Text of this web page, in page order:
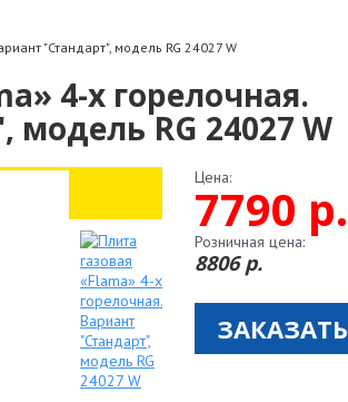
"Стандарт", модель RG 24027 W
4-х горелочная.
RG 24027 W
Цена:
7790 р.
Розничная цена:
8806 р.
ЗАКАЗАТЬ